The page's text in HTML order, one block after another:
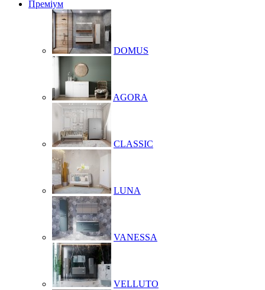
Преміум
DOMUS
AGORA
CLASSIC
LUNA
VANESSA
VELLUTO